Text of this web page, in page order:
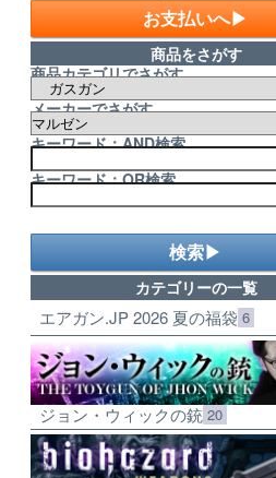
お支払いへ▶
商品をさがす
商品カテゴリでさがす
メーカーでさがす
キーワード：AND検索
キーワード：OR検索
検索▶
カテゴリーの一覧
エアガン.JP 2026 夏の福袋 6
ジョン・ウィックの銃 20